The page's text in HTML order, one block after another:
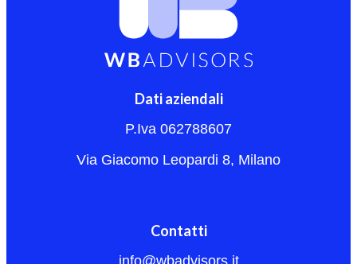
Dati aziendali
P.Iva 062788607
Via Giacomo Leopardi 8, Milano
Contatti